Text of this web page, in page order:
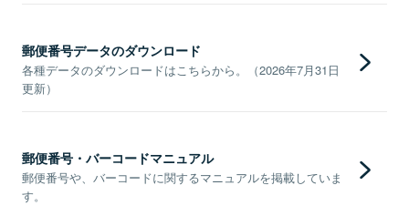
郵便番号データのダウンロード
各種データのダウンロードはこちらから。（2026年7月31日
更新）
郵便番号・バーコードマニュアル
郵便番号や、バーコードに関するマニュアルを掲載していま
す。